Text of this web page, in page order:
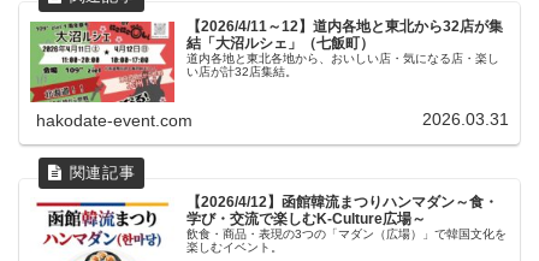
【2026/4/11～12】道内各地と東北から32店が集
結「大沼ルシェ」（七飯町）
道内各地と東北各地から、おいしい店・気になる店・楽し
い店が計32店集結。
hakodate-event.com 2026.03.31
【2026/4/12】函館韓流まつりハンマダン～食・
学び・交流で楽しむK-Culture広場～
飲食・商品・表現の3つの「マダン（広場）」で韓国文化を
楽しむイベント。